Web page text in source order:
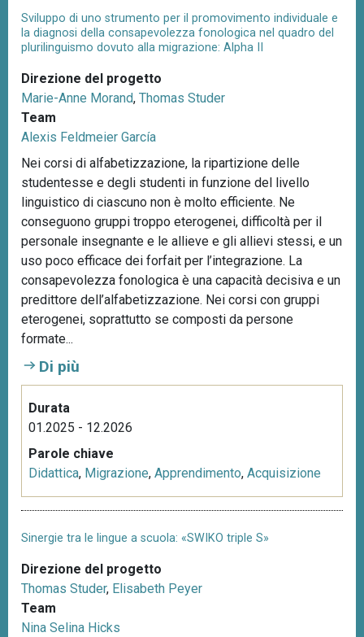
Sviluppo di uno strumento per il promovimento individuale e
la diagnosi della consapevolezza fonologica nel quadro del
plurilinguismo dovuto alla migrazione: Alpha II
Direzione del progetto
Marie-Anne Morand, Thomas Studer
Team
Alexis Feldmeier García
Nei corsi di alfabetizzazione, la ripartizione delle
studentesse e degli studenti in funzione del livello
linguistico di ciascuno non è molto efficiente. Ne
conseguono gruppi troppo eterogenei, difficoltà per il
personale insegnante e le allieve e gli allievi stessi, e un
uso poco efficace dei forfait per l’integrazione. La
consapevolezza fonologica è una capacità decisiva e un
predittore dell’alfabetizzazione. Nei corsi con gruppi
eterogenei, soprattutto se composti da persone
formate...
Di più
Durata
01.2025 - 12.2026
Parole chiave
Didattica, Migrazione, Apprendimento, Acquisizione
Sinergie tra le lingue a scuola: «SWIKO triple S»
Direzione del progetto
Thomas Studer, Elisabeth Peyer
Team
Nina Selina Hicks